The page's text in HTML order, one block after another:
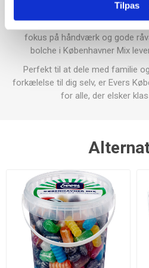
Tilpas
Evers, et traditionsrigt dansk
1930'erne, har i årtier leveret
fokus på håndværk og gode
bolche i Københavner Mix
Perfekt til at dele med familie
forkælelse til dig selv, er Evers
for alle, der elsker